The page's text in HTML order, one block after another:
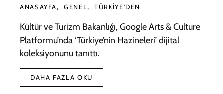
ANASAYFA GENEL TÜRKIYE'DEN
Kültür ve Turizm Bakanlığı, Google Arts & Culture
Platformu’nda ‘Türkiye’nin Hazineleri’ dijital
koleksiyonunu tanıttı.
DAHA FAZLA OKU